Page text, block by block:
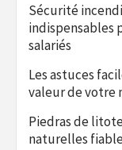
Sécurité
indispensables
salariés
Les astuces
valeur de votre
Piedras de
naturelles